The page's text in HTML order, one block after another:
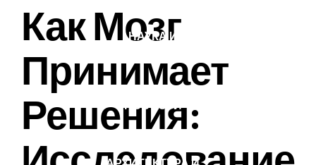
НАУКА И
НОВОСТИ
Как Мозг
Принимает
Решения: